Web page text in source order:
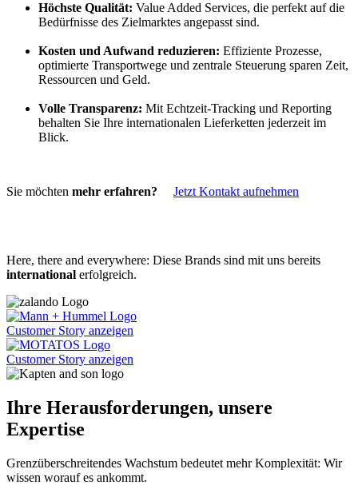
Höchste Qualität: Value Added Services, die perfekt auf die
Bedürfnisse des Zielmarktes angepasst sind.
Kosten und Aufwand reduzieren: Effiziente Prozesse,
optimierte Transportwege und zentrale Steuerung sparen Zeit,
Ressourcen und Geld.
Volle Transparenz: Mit Echtzeit-Tracking und Reporting
behalten Sie Ihre internationalen Lieferketten jederzeit im
Blick.
Sie möchten mehr erfahren? Jetzt Kontakt aufnehmen
Here, there and everywhere: Diese Brands sind mit uns bereits
international erfolgreich.
Customer Story anzeigen
Customer Story anzeigen
Ihre Herausforderungen, unsere
Expertise
Grenzüberschreitendes Wachstum bedeutet mehr Komplexität: Wir
wissen worauf es ankommt.